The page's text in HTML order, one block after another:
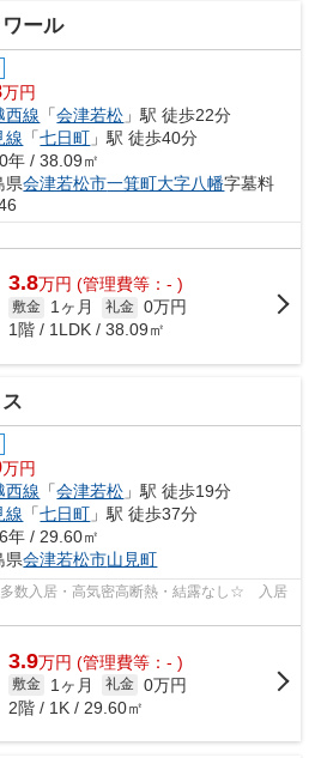
ール
万円
西線 「会津若松 」駅 徒歩22分
線 「七日町 」駅 徒歩40分
年 / 38.09㎡
県会津若松市一箕町大字八幡字墓料
3.8万円 (管理費等：- )
敷金 1ヶ月 礼金 0万円
1階 / 1LDK / 38.09㎡
万円
西線 「会津若松 」駅 徒歩19分
線 「七日町 」駅 徒歩37分
年 / 29.60㎡
県会津若松市山見町
数入居・高気密高断熱・結露なし☆ 入居
3.9万円 (管理費等：- )
敷金 1ヶ月 礼金 0万円
2階 / 1K / 29.60㎡